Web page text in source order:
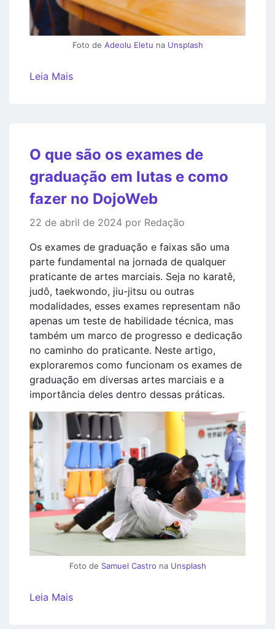
Foto de Adeolu Eletu na Unsplash
Leia Mais
O que são os exames de
graduação em lutas e como
fazer no DojoWeb
22 de abril de 2024 por Redação
Os exames de graduação e faixas são uma
parte fundamental na jornada de qualquer
praticante de artes marciais. Seja no karatê,
judô, taekwondo, jiu-jitsu ou outras
modalidades, esses exames representam não
apenas um teste de habilidade técnica, mas
também um marco de progresso e dedicação
no caminho do praticante. Neste artigo,
exploraremos como funcionam os exames de
graduação em diversas artes marciais e a
importância deles dentro dessas práticas.
Foto de Samuel Castro na Unsplash
Leia Mais